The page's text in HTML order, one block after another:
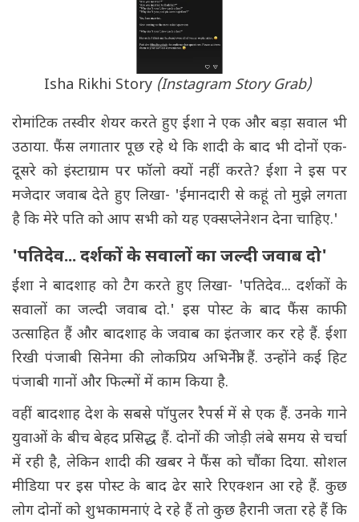
Isha Rikhi Story (Instagram Story Grab)
रोमांटिक तस्वीर शेयर करते हुए ईशा ने एक और बड़ा सवाल भी
उठाया. फैंस लगातार पूछ रहे थे कि शादी के बाद भी दोनों एक-
दूसरे को इंस्टाग्राम पर फॉलो क्यों नहीं करते? ईशा ने इस पर
मजेदार जवाब देते हुए लिखा- 'ईमानदारी से कहूं तो मुझे लगता
है कि मेरे पति को आप सभी को यह एक्सप्लेनेशन देना चाहिए.'
'पतिदेव... दर्शकों के सवालों का जल्दी जवाब दो'
ईशा ने बादशाह को टैग करते हुए लिखा- 'पतिदेव... दर्शकों के
सवालों का जल्दी जवाब दो.' इस पोस्ट के बाद फैंस काफी
उत्साहित हैं और बादशाह के जवाब का इंतजार कर रहे हैं. ईशा
रिखी पंजाबी सिनेमा की लोकप्रिय अभिनेत्री हैं. उन्होंने कई हिट
पंजाबी गानों और फिल्मों में काम किया है.
वहीं बादशाह देश के सबसे पॉपुलर रैपर्स में से एक हैं. उनके गाने
युवाओं के बीच बेहद प्रसिद्ध हैं. दोनों की जोड़ी लंबे समय से चर्चा
में रही है, लेकिन शादी की खबर ने फैंस को चौंका दिया. सोशल
मीडिया पर इस पोस्ट के बाद ढेर सारे रिएक्शन आ रहे हैं. कुछ
लोग दोनों को शुभकामनाएं दे रहे हैं तो कुछ हैरानी जता रहे हैं कि